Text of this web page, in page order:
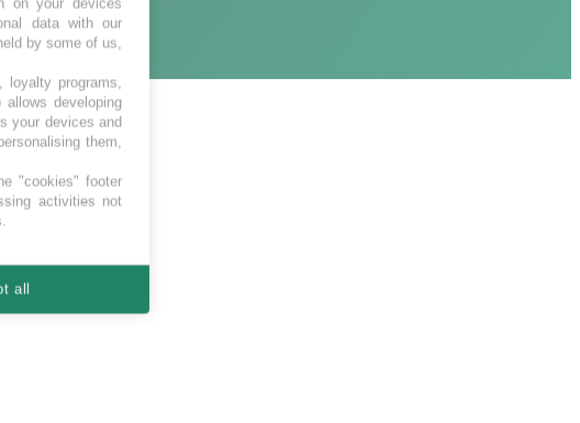
on your devices
data with our
by some of us,
loyalty programs,
developing
your devices and
them,
"cookies" footer
activities not
all